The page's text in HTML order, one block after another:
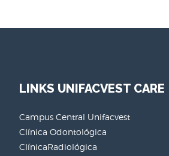
LINKS UNIFACVEST CARE
Campus Central Unifacvest
Clínica Odontológica
ClínicaRadiológica